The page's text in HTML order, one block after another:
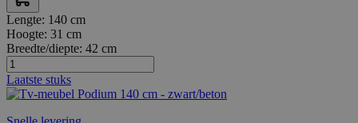
Lengte: 140 cm
Hoogte: 31 cm
Breedte/diepte: 42 cm
Laatste stuks